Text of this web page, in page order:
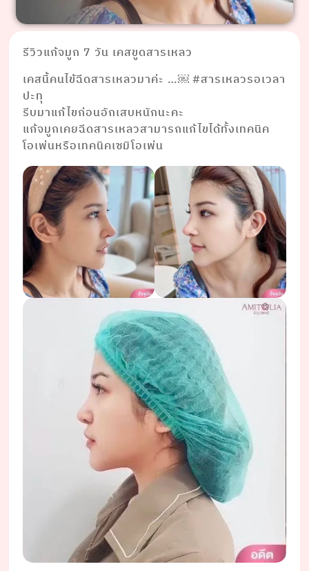
รีวิวแก้จมูก 7 วัน เคสขูดสารเหลว
เคสนี้คนไข้ฉีดสารเหลวมาค่ะ …￼ #สารเหลวรอเวลา
ปะทุ
รีบมาแก้ไขก่อนอักเสบหนักนะคะ
แก้จมูกเคยฉีดสารเหลวสามารถแก้ไขได้ทั้งเทคนิค
โอเพ่นหรือเทคนิคเซมิโอเพ่น